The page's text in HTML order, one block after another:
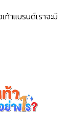
าแบรนด์เราจะมี